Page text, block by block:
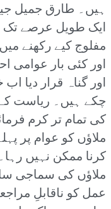
ہیں۔ طارق جمیل
ایک طویل عرصے
مفلوج کیے رکھنے
اور کئی بار عوامی
اور گناہ قرار دیا
چکے ہیں۔ ریاست کے
کی تمام تر کرم
ملاؤں کو عوام پر
کرنا ممکن نہیں
ملاؤں کی سماجی
عمل کو ناقابلِ